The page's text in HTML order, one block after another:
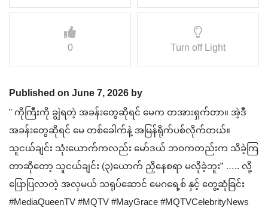
0 Turn off Light
Published on June 7, 2026 by
” ကိုကြီးကို ချွဲရတဲ့ အခန်းတွေဆိုရင် မေက တအားရှက်တာ။ အဲ့ဒီ
အခန်းတွေဆိုရင် မေ တစ်ခေါက်နဲ့ အမြန်ရိုက်ပစ်လိုက်တယ်။
သူငယ်ချင်း သုံးယောက်ကလည်း မော်ဒယ် ဘဝကတည်းက သိခဲ့ကြ
တာဆိုတော့ သူငယ်ချင်း (၃)ယောက် ညှိနေစရာ မလိုခဲ့ဘူး” ….. လို့
ပြောပြလာတဲ့ အလှမယ် သရုပ်ဆောင် မေဂရေ့စ် နှင့် တွေ့ဆုံခြင်း
#MediaQueenTV #MQTV #MayGrace #MQTVCelebrityNews